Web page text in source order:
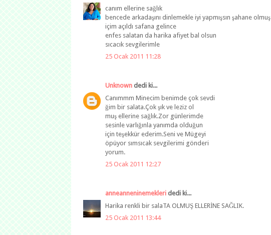
canım ellerine sağlık
bencede arkadaşını dinlemekle iyi yapmışsın şahane olmuş
içim açıldı safana gelince
enfes salatan da harika afiyet bal olsun
sıcacık sevgilerimle
25 Ocak 2011 11:28
Unknown dedi ki...
Canımmm Minecim benimde çok sevdi
ğim bir salata.Çok şık ve leziz ol
muş ellerine sağlık.Zor günlerimde
sesinle varlığınla yanımda olduğun
için teşekkür ederim.Seni ve Mügeyi
öpüyor sımsıcak sevgilerimi gönderi
yorum.
25 Ocak 2011 12:27
anneanneninemekleri dedi ki...
Harika renkli bir salaTA OLMUŞ ELLERİNE SAĞLIK.
25 Ocak 2011 13:44